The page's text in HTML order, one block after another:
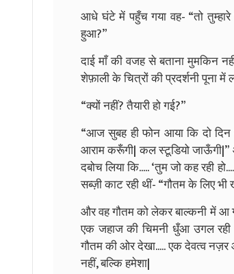
आधे घंटे में पहुँच गया वह- “तो
हुआ?”
दाई माँ की वजह से बताना मुमकिन
शेफ़ाली के चित्रों की प्रदर्शनी पूना
“क्यों नहीं? तैयारी हो गई?”
“आज सुबह ही फोन आया कि दो दिन
आराम करूँगी| कल स्टूडियो
दबोच लिया कि..... ‘तुम जो कह रही
सब्ज़ी काट रही थीं- “गौतम के लिए भी
और वह गौतम को लेकर बाल्कनी में आ
एक जहाज की चिमनी धुँआ उगल
गौतम की ओर देखा..... एक देवत्व नज़र
नहीं, बल्कि हमेशा|